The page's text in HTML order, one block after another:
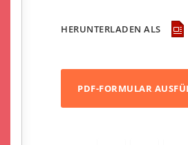
HERUNTERLADEN ALS
PDF-FORMULAR